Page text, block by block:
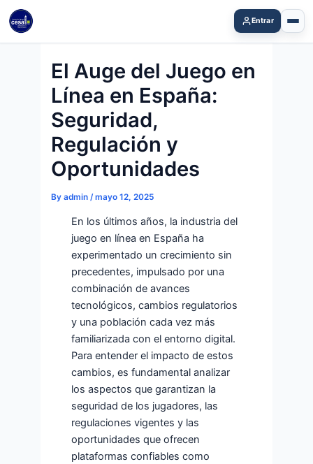
Skip
content
Entrar
El Auge del Juego en
Línea en España:
Seguridad,
Regulación y
Oportunidades
By admin /mayo 12, 2025
En los últimos años, la industria del
juego en línea en España ha
experimentado un crecimiento sin
precedentes, impulsado por una
combinación de avances
tecnológicos, cambios regulatorios
y una población cada vez más
familiarizada con el entorno digital.
Para entender el impacto de estos
cambios, es fundamental analizar
los aspectos que garantizan la
seguridad de los jugadores, las
regulaciones vigentes y las
oportunidades que ofrecen
plataformas confiables como